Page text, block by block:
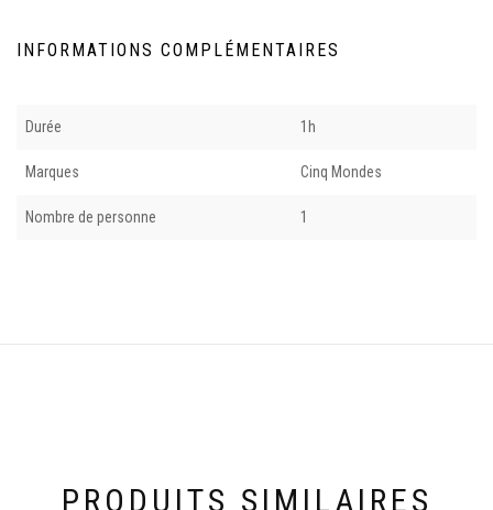
INFORMATIONS COMPLÉMENTAIRES
Durée 1h
Marques Cinq Mondes
Nombre de personne 1
PRODUITS SIMILAIRES